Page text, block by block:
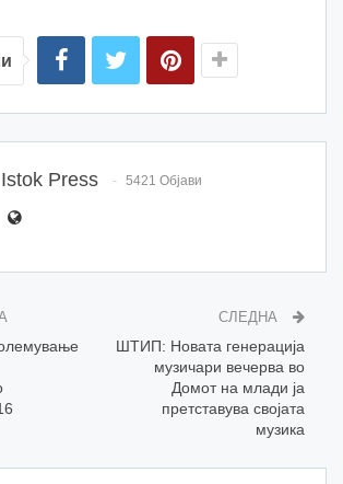
Istok Press 5421 Објави
СЛЕДНА
ШТИП: Новата генерација
музичари вечерва во
Домот на млади ја
претставува својата
музика